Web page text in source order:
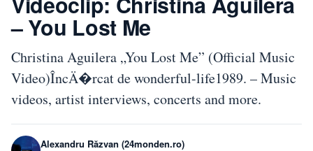
– You Lost Me
Christina Aguilera „You Lost Me” (Official Music
Video)ÎncÄ�rcat de wonderful-life1989. – Music
videos, artist interviews, concerts and more.
Alexandru Răzvan (24monden.ro)